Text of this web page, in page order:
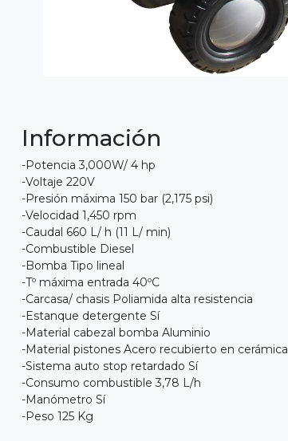
Información
-Potencia 3,000W/ 4 hp
-Voltaje 220V
-Presión máxima 150 bar (2,175 psi)
-Velocidad 1,450 rpm
-Caudal 660 L/ h (11 L/ min)
-Combustible Diesel
-Bomba Tipo lineal
-Tº máxima entrada 40ºC
-Carcasa/ chasis Poliamida alta resistencia
-Estanque detergente Sí
-Material cabezal bomba Aluminio
-Material pistones Acero recubierto en cerámica
-Sistema auto stop retardado Sí
-Consumo combustible 3,78 L/h
-Manómetro Sí
-Peso 125 Kg